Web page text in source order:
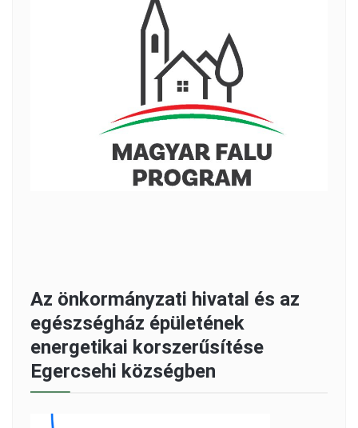
Az önkormányzati hivatal és az
egészségház épületének
energetikai korszerűsítése
Egercsehi községben